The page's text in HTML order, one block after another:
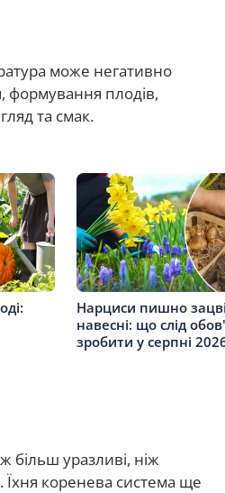
може негативно
формування плодів,
та смак.
Нарциси пишно
навесні: що слід
зробити у серпні
більш уразливі, ніж
Їхня коренева система ще